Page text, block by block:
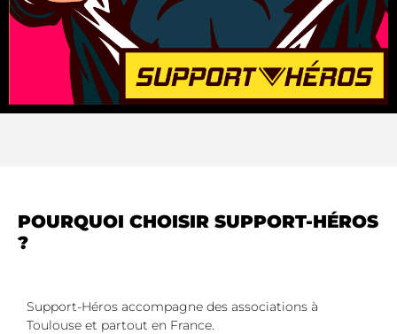
POURQUOI CHOISIR SUPPORT-HÉROS
?
Support-Héros accompagne des associations à
Toulouse et partout en France.